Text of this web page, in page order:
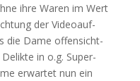
ihre Waren im Wert
der Video­auf­
die Dame offen­sicht­
in o.g. Super­
erwar­tet nun ein